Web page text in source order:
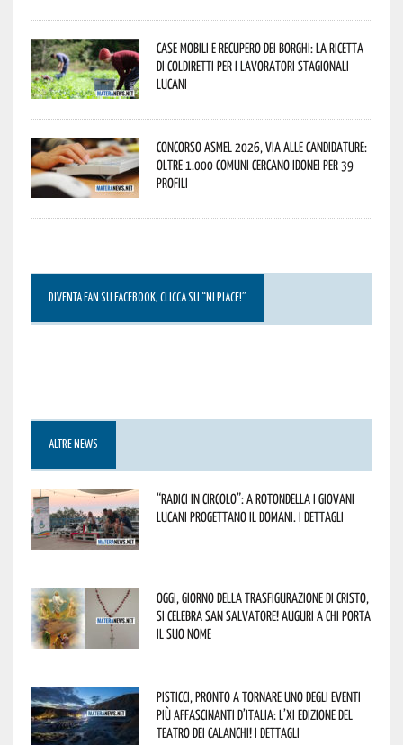
Case mobili e recupero dei borghi: la ricetta
di Coldiretti per i lavoratori stagionali
lucani
Concorso Asmel 2026, via alle candidature:
oltre 1.000 Comuni cercano idonei per 39
profili
DIVENTA FAN SU FACEBOOK, CLICCA SU “MI PIACE!”
ALTRE NEWS
“Radici in Circolo”: a Rotondella i giovani
lucani progettano il domani. I dettagli
Oggi, giorno della Trasfigurazione di Cristo,
si celebra San Salvatore! Auguri a chi porta
il suo nome
Pisticci, pronto a tornare uno degli eventi
più affascinanti d’Italia: l’XI edizione del
Teatro dei Calanchi! I dettagli